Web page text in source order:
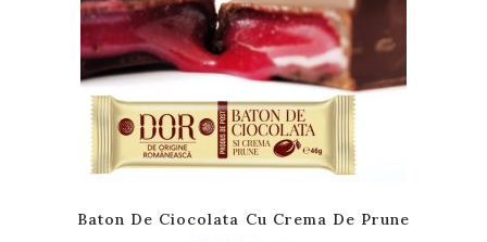
Baton De Ciocolata Cu Crema De Prune